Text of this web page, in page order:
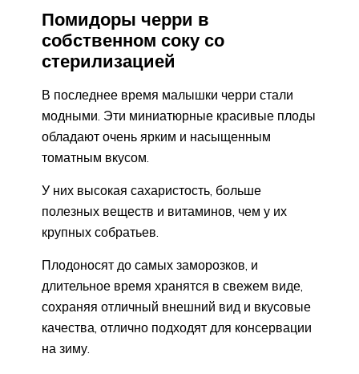
Помидоры черри в
собственном соку со
стерилизацией
В последнее время малышки черри стали
модными. Эти миниатюрные красивые плоды
обладают очень ярким и насыщенным
томатным вкусом.
У них высокая сахаристость, больше
полезных веществ и витаминов, чем у их
крупных собратьев.
Плодоносят до самых заморозков, и
длительное время хранятся в свежем виде,
сохраняя отличный внешний вид и вкусовые
качества, отлично подходят для консервации
на зиму.